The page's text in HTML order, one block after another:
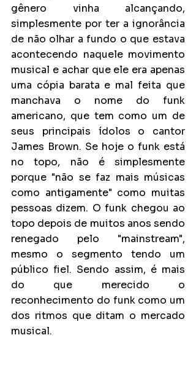
gênero vinha alcançando,
simplesmente por ter a ignorância
de não olhar a fundo o que estava
acontecendo naquele movimento
musical e achar que ele era apenas
uma cópia barata e mal feita que
manchava o nome do funk
americano, que tem como um de
seus principais ídolos o cantor
James Brown. Se hoje o funk está
no topo, não é simplesmente
porque "não se faz mais músicas
como antigamente" como muitas
pessoas dizem. O funk chegou ao
topo depois de muitos anos sendo
renegado pelo "mainstream",
mesmo o segmento tendo um
público fiel. Sendo assim, é mais
do que merecido o
reconhecimento do funk como um
dos ritmos que ditam o mercado
musical.